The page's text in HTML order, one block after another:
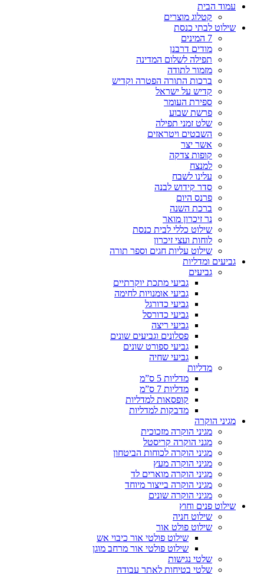
עמוד הבית
קטלוג מוצרים
שילוט לבתי כנסת
7 המינים
מודים דרבנן
תפילה לשלום המדינה
מזמור לתודה
ברכות התורה הפטרה וקדיש
קדיש על ישראל
ספירת העומר
פרשת שבוע
שלט זמני תפילה
השבטים ויטראזים
אשר יצר
קופות צדקה
למנצח
עלינו לשבח
סדר קידוש לבנה
פרנס היום
ברכת השנה
נר זיכרון מואר
שילוט כללי לבית כנסת
לוחות ועצי זיכרון
שילוט עליות חגים וספר תורה
גביעים ומדליות
גביעים
גביעי מתכת יוקרתיים
גביעי אומנויות לחימה
גביעי כדורגל
גביעי כדורסל
גביעי ריצה
פסלונים וגביעים שונים
גביעי ספורט שונים
גביעי שחיה
מדליות
מדליות 5 ס”מ
מדליות 7 ס”מ
קופסאות למדליות
מדבקות למדליות
מגיני הוקרה
מגיני הוקרה מזכוכית
מגני הוקרה קריסטל
מגיני הוקרה לכוחות הביטחון
מגיני הוקרה מעץ
מגיני הוקרה מוארים לד
מגיני הוקרה בייצור מיוחד
מגיני הוקרה שונים
שילוט פנים וחוץ
שילוט חניה
שילוט פולט אור
שילוט פולטי אור כיבוי אש
שילוט פולטי אור מרחב מוגן
שלטי נגישות
שלטי בטיחות לאתר עבודה